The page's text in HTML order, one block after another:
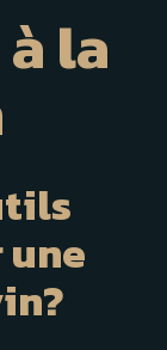
la